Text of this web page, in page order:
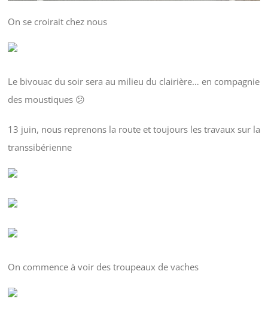
On se croirait chez nous
Le bivouac du soir sera au milieu du clairière… en compagnie
des moustiques 😕
13 juin, nous reprenons la route et toujours les travaux sur la
transsibérienne
On commence à voir des troupeaux de vaches